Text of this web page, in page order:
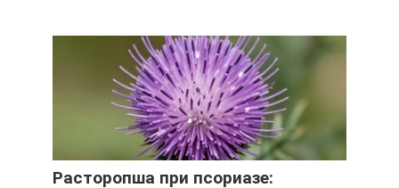
Расторопша при псориазе: